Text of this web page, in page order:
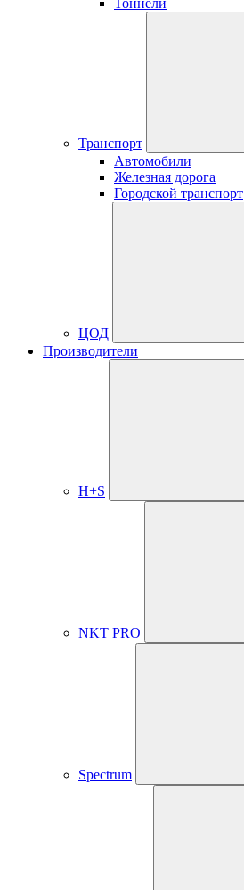
Тоннели
Транспорт
Автомобили
Железная дорога
Городской транспорт
ЦОД
Производители
H+S
NKT PRO
Spectrum